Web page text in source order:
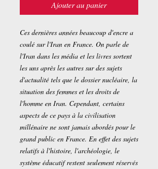
Ajouter au panier
Ces dernières années beaucoup d'encre a
coulé sur l'Iran en France. On parle de
l'Iran dans les média et les livres sortent
les uns après les autres sur des sujets
d'actualité tels que le dossier nucléaire, la
situation des femmes et les droits de
l'homme en Iran. Cependant, certains
aspects de ce pays à la civilisation
millénaire ne sont jamais abordés pour le
grand public en France. En effet des sujets
relatifs à l'histoire, l'archéologie, le
système éducatif restent seulement réservés